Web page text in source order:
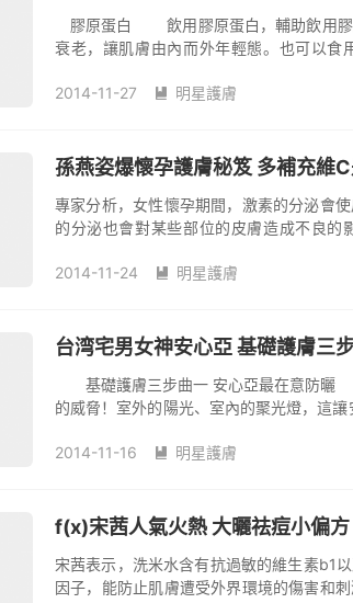
膠原蛋白 飲用膠原蛋白，輔助飲用膠原蛋白，可以及時補充肌膚所需養分，延緩
衰老，讓肌膚由內而外年輕態。也可以食
的小工具，選擇一款易操作的按摩用品，
2014-11-27  明星護膚
孫燕姿爆懷孕護膚秘笈 多補充維
專家分析，女性懷孕期間，激素的分泌會
的分泌也會對某些部位的皮膚造成不良的
期的護膚方法。孫燕姿分享懷孕時的護膚秘
2014-11-24  明星護膚
台湾宅男女神安心亞 基礎護膚三
基礎護膚三步曲一 安心亞最在意防曬 相對普通人，藝人的肌膚還要受到光污染
的威脅！室外的陽光、室內的聚光燈，這
素沉淀造成的斑點問題，高倍防曬產品是安
2014-11-16  明星護膚
f(x)宋茜人氣火熱 大曬祛痘小偏方
宋茜表示，洗米水含有抗過敏的維生素b1
因子，能防止肌膚遭受外界環境的傷害和